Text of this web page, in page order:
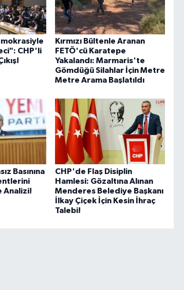
CHP'li
Kırmızı Bültenle Aranan
FETÖ'cü Karatepe
Yakalandı: Marmaris'te
Gömdüğü Silahlar İçin Metre
Metre Arama Başlatıldı
Basınına
Analizi!
CHP'de Flaş Disiplin
Hamlesi: Gözaltına Alınan
Menderes Belediye Başkanı
İlkay Çiçek İçin Kesin İhraç
Talebi!